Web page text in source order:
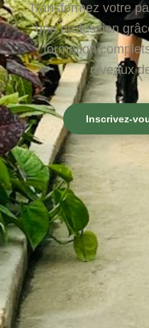
Transformez votre
une profession
formation
niveaux
Inscrivez-